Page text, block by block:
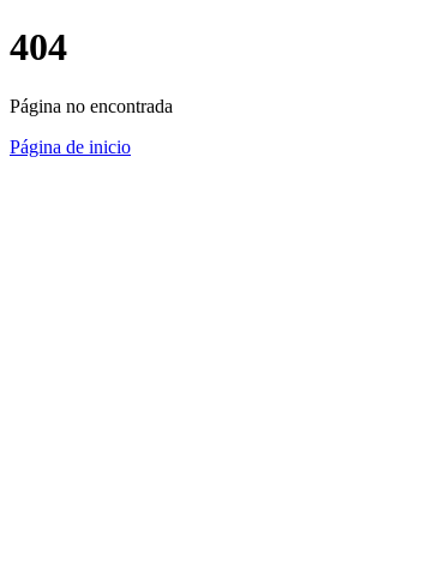
404
Página no encontrada
Página de inicio